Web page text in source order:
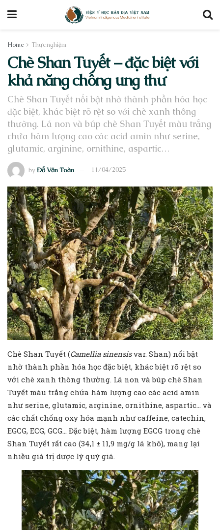
Home Thực nghiệm
Chè Shan Tuyết – đặc biệt với
khả năng chống ung thư
Chè Shan Tuyết nổi bật nhờ thành phần hóa học
đặc biệt, khác biệt rõ rệt so với chè xanh thông
thường. Lá non và búp chè Shan Tuyết màu trắng
chứa hàm lượng cao các acid amin như serine,
glutamic, arginine, ornithine, aspartic…
by Đỗ Văn Toàn 11/04/2025
Chè Shan Tuyết (Camellia sinensisvar. Shan) nổi bật
nhờ thành phần hóa học đặc biệt, khác biệt rõ rệt so
với chè xanh thông thường. Lá non và búp chè Shan
Tuyết màu trắng chứa hàm lượng cao các acid amin
như serine, glutamic, arginine, ornithine, aspartic… và
các chất chống oxy hóa mạnh như caffeine, catechin,
EGCG, ECG, GCG… Đặc biệt, hàm lượng EGCG trong chè
Shan Tuyết rất cao (34,1 ± 11,9 mg/g lá khô), mang lại
nhiều giá trị dược lý quý giá.